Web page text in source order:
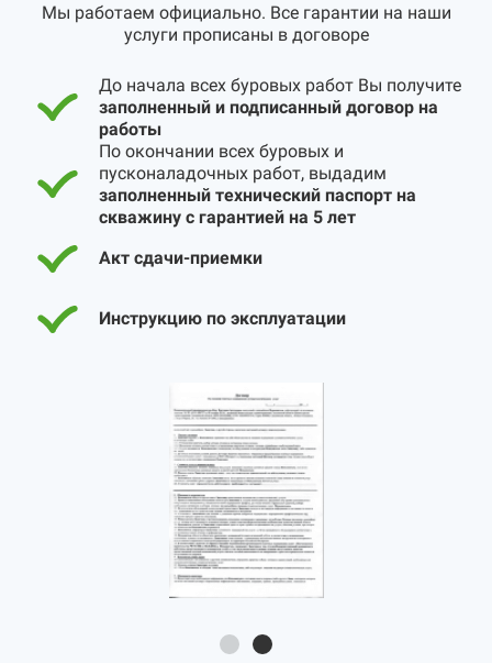
Мы работаем официально. Все гарантии на наши
услуги прописаны в договоре
До начала всех буровых работ Вы получите
заполненный и подписанный договор на
работы
По окончании всех буровых и
пусконаладочных работ, выдадим
заполненный технический паспорт на
скважину с гарантией на 5 лет
Акт сдачи-приемки
Инструкцию по эксплуатации